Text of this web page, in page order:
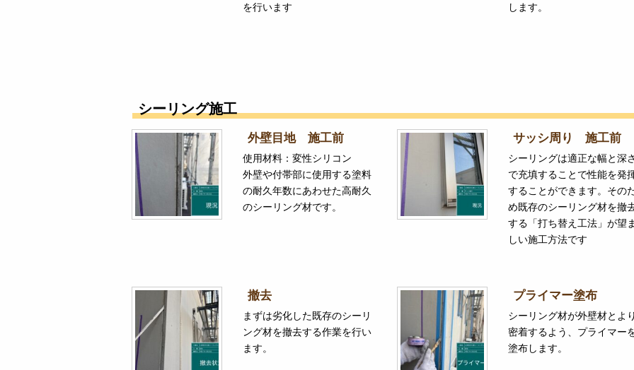
を行います
します。
シーリング施工
外壁目地 施工前
使用材料：変性シリコン
外壁や付帯部に使用する塗料
の耐久年数にあわせた高耐久
のシーリング材です。
サッシ周り 施工前
シーリングは適正な幅と深
で充填することで性能を発
することができます。その
め既存のシーリング材を撤
する「打ち替え工法」が望
しい施工方法です
撤去
まずは劣化した既存のシーリ
ング材を撤去する作業を行い
ます。
プライマー塗布
シーリング材が外壁材とよ
密着するよう、プライマー
塗布します。